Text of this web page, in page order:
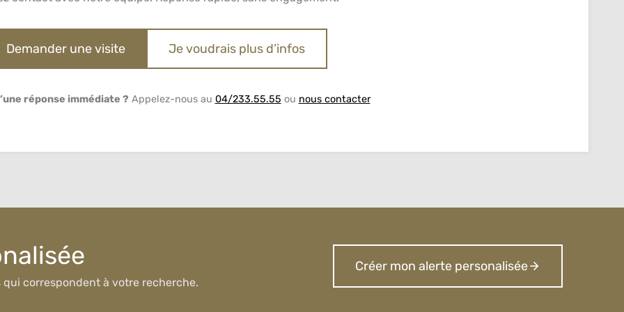
Demander une visite Je voudrais plus d’infos
réponse immédiate ? Appelez-nous au 04/233.55.55 ou nous contacter
correspondent à votre recherche.
Créer mon alerte personalisée